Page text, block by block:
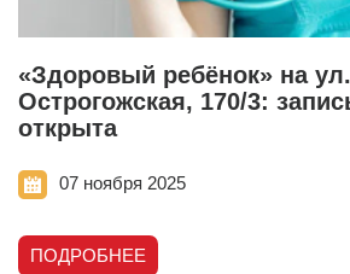
«Здоровый ребёнок» на ул.
Острогожская, 170/3:
открыта
07 ноября 2025
ПОДРОБНЕЕ